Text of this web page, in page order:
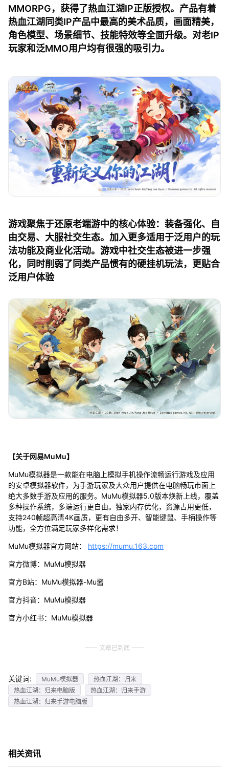
MMORPG，获得了热血江湖IP正版授权。产品有着
热血江湖同类IP产品中最高的美术品质，画面精美，
角色模型、场景细节、技能特效等全面升级。对老IP
玩家和泛MMO用户均有很强的吸引力。
游戏聚焦于还原老端游中的核心体验：装备强化、自
由交易、大服社交生态。加入更多适用于泛用户的玩
法功能及商业化活动。游戏中社交生态被进一步强
化，同时削弱了同类产品惯有的硬挂机玩法，更贴合
泛用户体验
【关于网易MuMu】
MuMu模拟器是一款能在电脑上模拟手机操作流畅运行游戏及应用
的安卓模拟器软件，为手游玩家及大众用户提供在电脑畅玩市面上
绝大多数手游及应用的服务。MuMu模拟器5.0版本焕新上线，覆盖
多种操作系统，多端运行更自由。独家内存优化，资源占用更低，
支持240帧超高清4K画质，更有自由多开、智能键鼠、手柄操作等
功能，全方位满足玩家多样化需求！
MuMu模拟器官方网站： https://mumu.163.com
官方微博：MuMu模拟器
官方B站：MuMu模拟器-Mu酱
官方抖音：MuMu模拟器
官方小红书：MuMu模拟器
文章已到底
关键词: MuMu模拟器
热血江湖：归来
热血江湖：归来电脑版
热血江湖：归来手游
热血江湖：归来手游电脑版
相关资讯